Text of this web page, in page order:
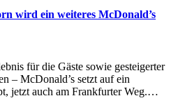
wird ein weiteres McDonald’s
für die Gäste sowie gesteigerter
– McDonald’s setzt auf ein
jetzt auch am Frankfurter Weg.…